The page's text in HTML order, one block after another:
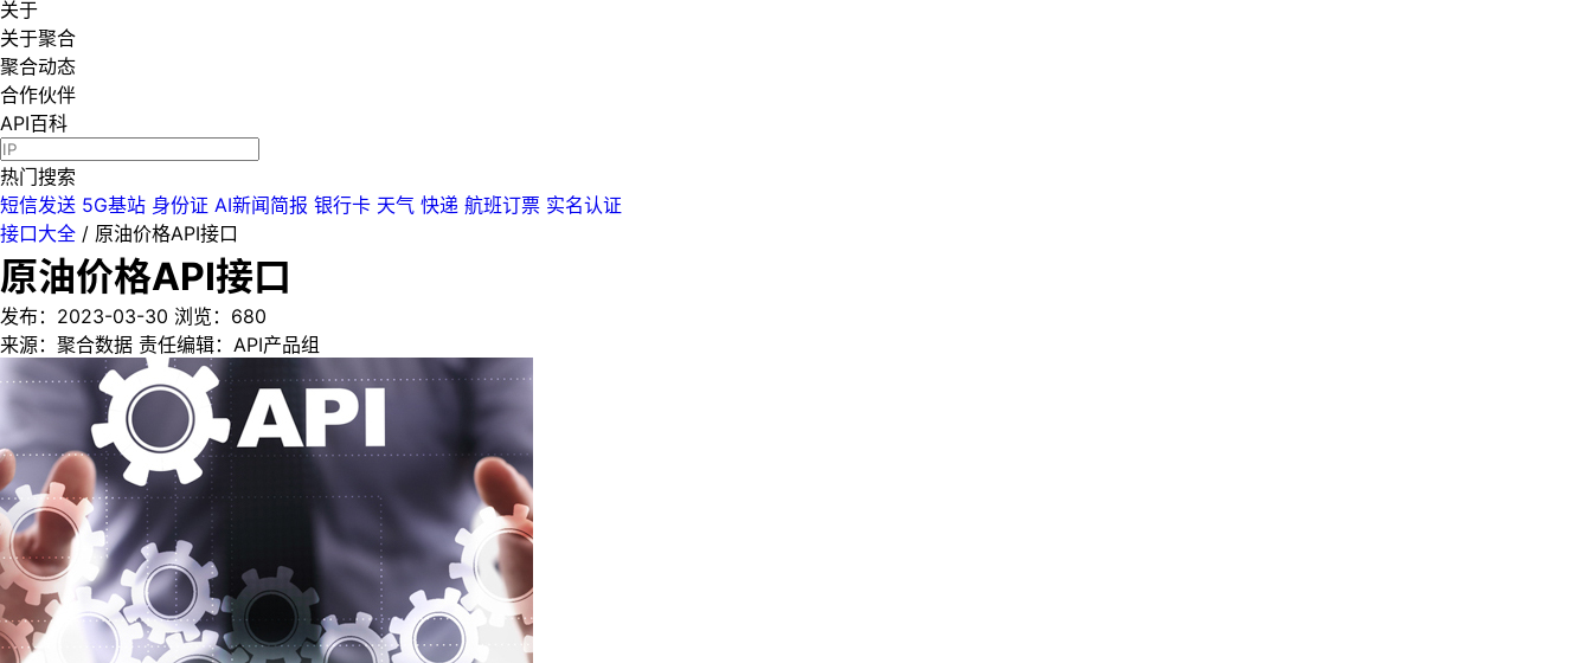
关于
关于聚合
聚合动态
合作伙伴
API百科
热门搜索
短信发送 5G基站 身份证 AI新闻简报 银行卡 天气 快递 航班订票 实名认证
接口大全 / 原油价格API接口
原油价格API接口
发布：2023-03-30 浏览： 680
来源：聚合数据 责任编辑：API产品组